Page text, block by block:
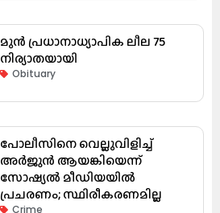
മുൻ പ്രധാനാധ്യാപിക ലീല 75
നിര്യാതയായി
Obituary
പോലീസിനെ വെല്ലുവിളിച്ച്
അർജുൻ ആയങ്കിയെന്ന്
സോഷ്യൽ മീഡിയയിൽ
പ്രചരണം; സ്ഥിരീകരണമില്ല
Crime